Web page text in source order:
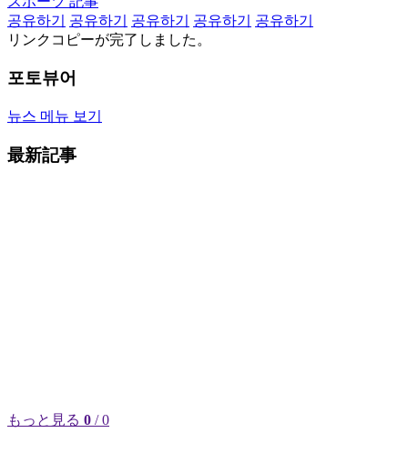
공유하기
공유하기 공유하기 공유하기
공유하기
リンクコピーが完了しました。
포토뷰어
뉴스 메뉴 보기
最新記事
もっと見る 0 / 0